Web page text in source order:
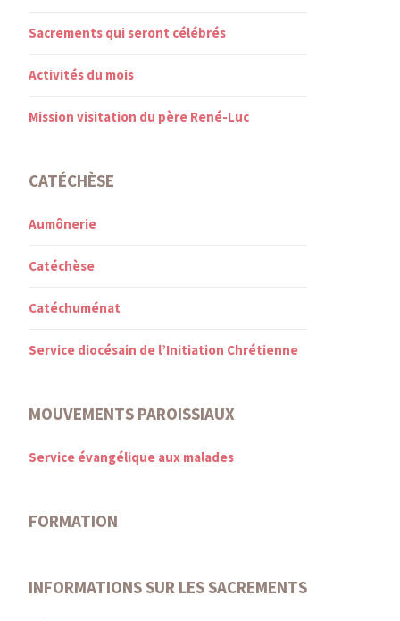
Sacrements qui seront célébrés
Activités du mois
Mission visitation du père René-Luc
CATÉCHÈSE
Aumônerie
Catéchèse
Catéchuménat
Service diocésain de l’Initiation Chrétienne
MOUVEMENTS PAROISSIAUX
Service évangélique aux malades
FORMATION
INFORMATIONS SUR LES SACREMENTS